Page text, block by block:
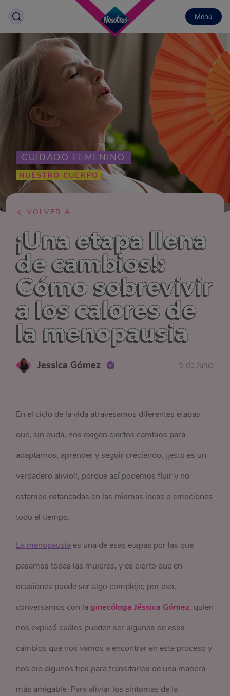
Menú
CUIDADO FEMENINO
NUESTRO CUERPO
VOLVER A
¡Una etapa llena
de cambios!:
Cómo sobrevivir
a los calores de
la menopausia
Jessica Gómez 5 de Junio
En el ciclo de la vida atravesamos diferentes etapas
que, sin duda, nos exigen ciertos cambios para
adaptarnos, aprender y seguir creciendo; ¡¡esto es un
verdadero alivio!!, porque así podemos fluir y no
estamos estancadas en las mismas ideas o emociones
todo el tiempo.
La menopausia es una de esas etapas por las que
pasamos todas las mujeres, y es cierto que en
ocasiones puede ser algo complejo; por eso,
conversamos con laginecóloga Jéssica Gómez, quien
nos explicó cuáles pueden ser algunos de esos
cambios que nos vamos a encontrar en este proceso y
nos dio algunos tips para transitarlos de una manera
más amigable. Para aliviar los síntomas de la